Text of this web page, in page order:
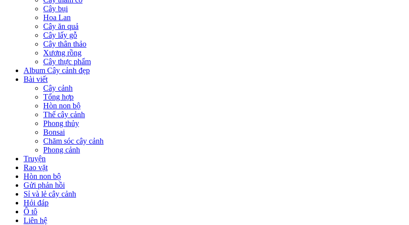
Cây bụi
Hoa Lan
Cây ăn quả
Cây lấy gỗ
Cây thân thảo
Xương rồng
Cây thực phẩm
Album Cây cảnh đẹp
Bài viết
Cây cảnh
Tổng hợp
Hòn non bộ
Thế cây cảnh
Phong thủy
Bonsai
Chăm sóc cây cảnh
Phong cảnh
Truyện
Rao vặt
Hòn non bộ
Gửi phản hồi
Sỉ và lẻ cây cảnh
Hỏi đáp
Ô tô
Liên hệ